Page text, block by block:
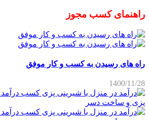
راهنمای کسب مجوز
راه های رسیدن به کسب و کار موفق
1400/11/28